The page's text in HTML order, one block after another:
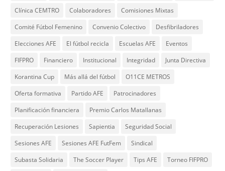
Clínica CEMTRO
Colaboradores
Comisiones Mixtas
Comité Fútbol Femenino
Convenio Colectivo
Desfibriladores
Elecciones AFE
El fútbol recicla Escuelas AFE
Eventos
FIFPRO
Financiero Institucional Integridad
Junta Directiva
Korantina Cup
Más allá del fútbol
O11CE METROS
Oferta formativa
Partido AFE
Patrocinadores
Planificación financiera
Premio Carlos Matallanas
Recuperación Lesiones
Sapientia
Seguridad Social
Sesiones AFE
Sesiones AFE FutFem
Sindical
Subasta Solidaria
The Soccer Player Tips AFE
Torneo FIFPRO